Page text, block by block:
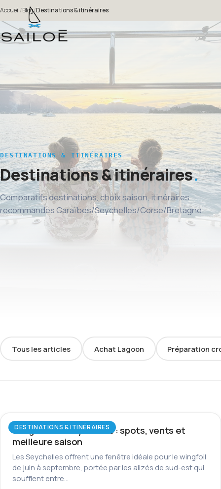
Accueil/Blog/Destinations & itinéraires
DESTINATIONS & ITINÉRAIRES
Destinations & itinéraires
Comparatifs destinations, choix saison, itinéraires
recommandés Caraïbes/Seychelles/Corse/Bretagne.
Tous les articles Achat Lagoon Préparation
DESTINATIONS & ITINÉRAIRES
Wingfoil aux Seychelles : spots, vents et
meilleure saison
Les Seychelles offrent une fenêtre idéale pour le wingfoil
de juin à septembre, portée par les alizés de sud-est qui
soufflent entre…